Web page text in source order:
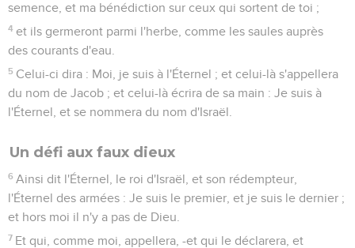
semence, et ma bénédiction sur ceux qui sortent de toi ;
4 et ils germeront parmi l'herbe, comme les saules auprès
des courants d'eau.
5 Celui-ci dira : Moi, je suis à l'Éternel ; et celui-là s'appellera
du nom de Jacob ; et celui-là écrira de sa main : Je suis à
l'Éternel, et se nommera du nom d'Israël.
Un défi aux faux dieux
6 Ainsi dit l'Éternel, le roi d'Israël, et son rédempteur,
l'Éternel des armées : Je suis le premier, et je suis le dernier ;
et hors moi il n'y a pas de Dieu.
7 Et qui, comme moi, appellera, -et qui le déclarera, et